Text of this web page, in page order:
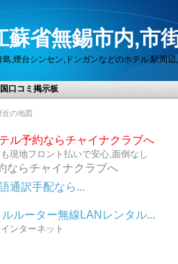
蘇省無錫市内,市
,煙台シンセン,ドンガンなどのホテル,駅周
口コミ掲示板
の地図
予約ならチャイナクラブへ
現地フロント払いで安心,面倒なし
ならチャイナクラブへ
訳手配なら...
に
ーター無線LANレンタル...
インターネット